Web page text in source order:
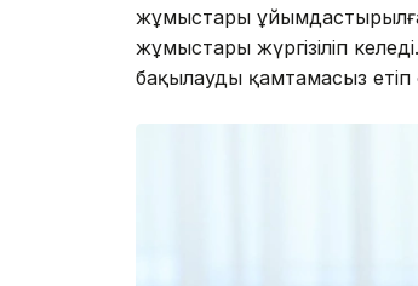
жұмыстары
жұмыстары жүргізіліп
бақылауды қамтамасыз етіп